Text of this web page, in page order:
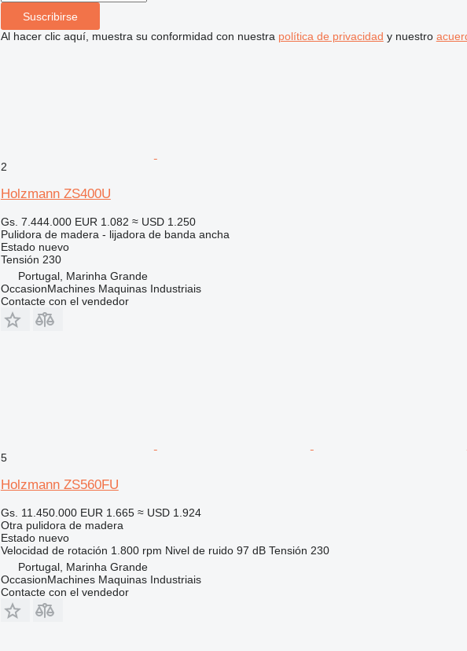
Suscribirse
Al hacer clic aquí, muestra su conformidad con nuestra política de privacidad y nuestro
2
Holzmann ZS400U
Gs. 7.444.000 EUR 1.082 ≈ USD 1.250
Pulidora de madera - lijadora de banda ancha
Estadonuevo
Tensión 230
Portugal, Marinha Grande
OccasionMachines Maquinas Industriais
Contacte con el vendedor
5
Holzmann ZS560FU
Gs. 11.450.000 EUR 1.665 ≈ USD 1.924
Otra pulidora de madera
Estadonuevo
Velocidad de rotación 1.800 rpm Nivel de ruido 97 dB Tensión 230
Portugal, Marinha Grande
OccasionMachines Maquinas Industriais
Contacte con el vendedor